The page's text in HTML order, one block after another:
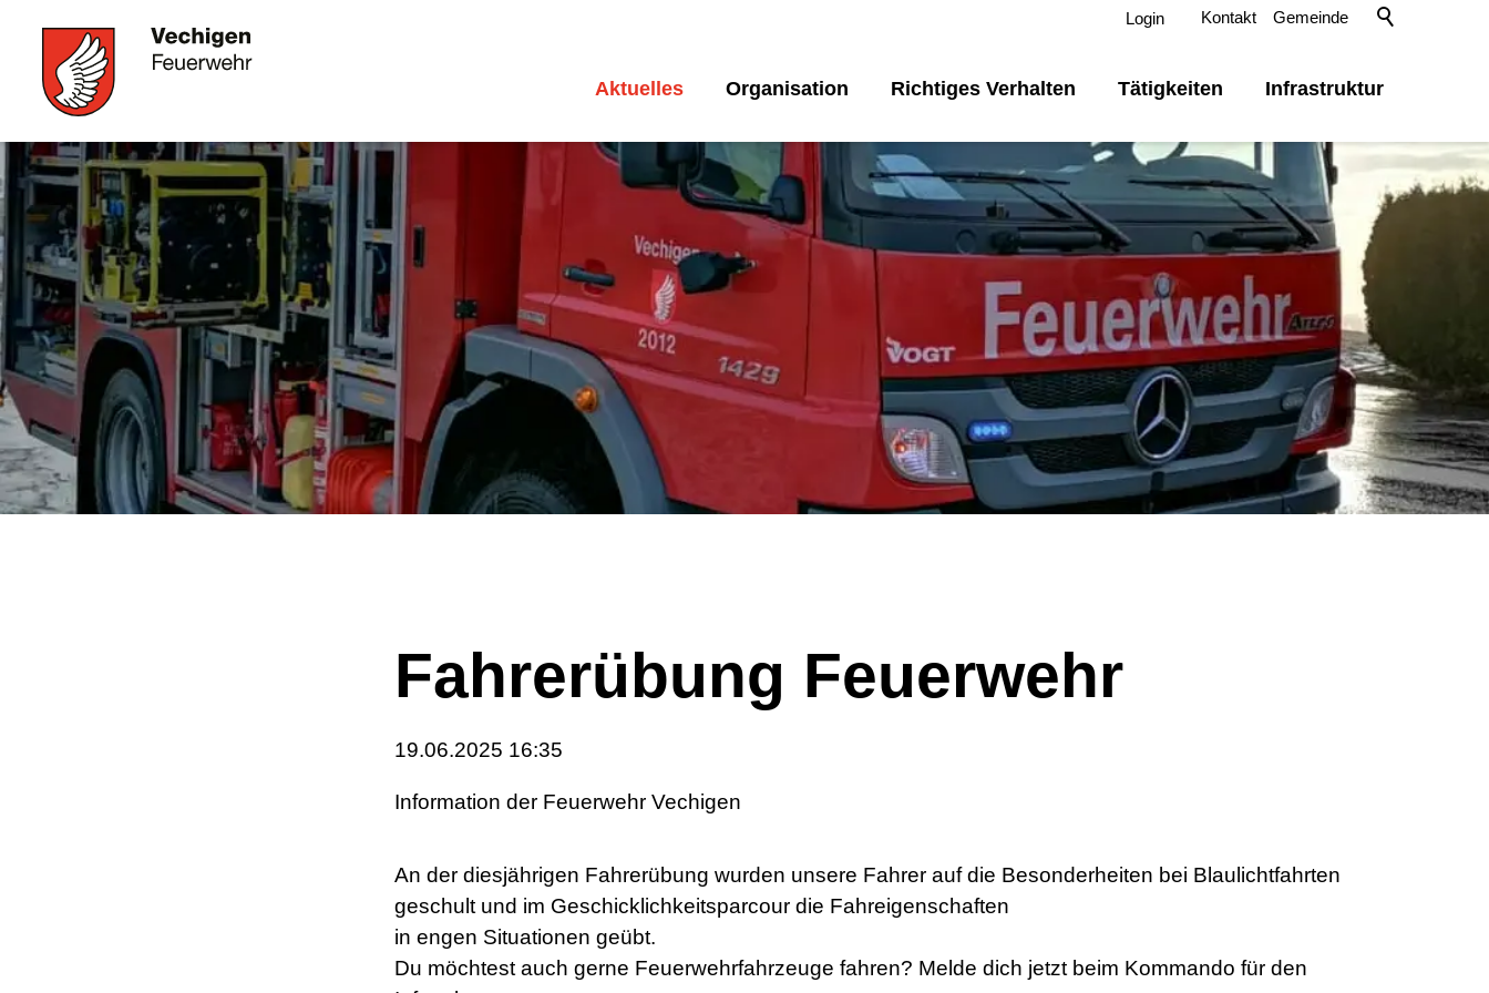
Kontakt Gemeinde
Login
Aktuelles Organisation Richtiges Verhalten Tätigkeiten Infrastruktur
Fahrerübung Feuerwehr
19.06.2025 16:35
Information der Feuerwehr Vechigen
An der diesjährigen Fahrerübung wurden unsere Fahrer auf die Besonderheiten bei Blaulichtfahrten
geschult und im Geschicklichkeitsparcour die Fahreigenschaften
in engen Situationen geübt.
Du möchtest auch gerne Feuerwehrfahrzeuge fahren? Melde dich jetzt beim Kommando für den